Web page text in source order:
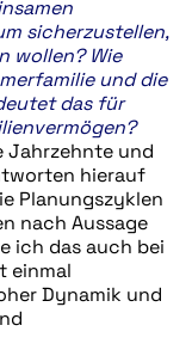
sicherzustellen,
wollen? Wie
und die
das für
Jahrzehnte und
hierauf
Planungszyklen
nach Aussage
ich das auch bei
einmal
Dynamik und